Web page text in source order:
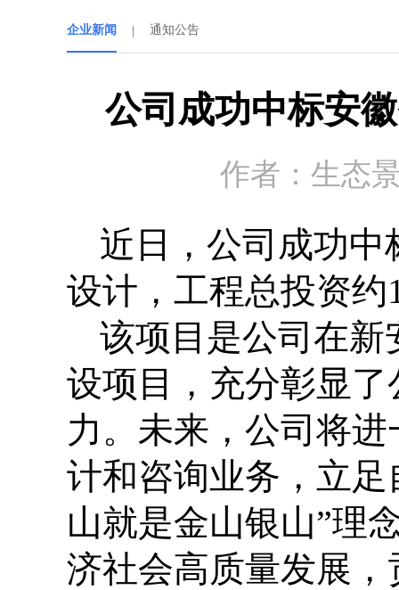
企业新闻 | 通知公告
公司成功中标安
作者：生态
近日，公司成功
设计，工程总投资约
该项目是公司在
设项目，充分彰显
力。未来，公司将
计和咨询业务，立
山就是金山银山”理
济社会高质量发展